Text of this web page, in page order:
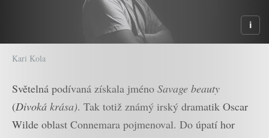
Kari Kola
Světelná podívaná získala jméno Savage beauty
(Divoká krása). Tak totiž známý irský dramatik Oscar
Wilde oblast Connemara pojmenoval. Do úpatí hor